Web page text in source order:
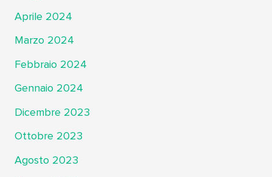
Aprile 2024
Marzo 2024
Febbraio 2024
Gennaio 2024
Dicembre 2023
Ottobre 2023
Agosto 2023